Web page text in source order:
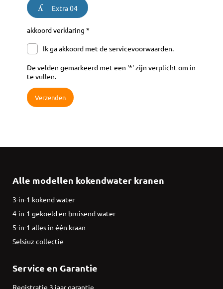
Extra 04
akkoord verklaring *
Ik ga akkoord met de servicevoorwaarden.
De velden gemarkeerd met een '*' zijn verplicht om in
te vullen.
Verzenden
Alle modellen kokendwater kranen
3-in-1 kokend water
4-in-1 gekoeld en bruisend water
5-in-1 alles in één kraan
Selsiuz collectie
Service en Garantie